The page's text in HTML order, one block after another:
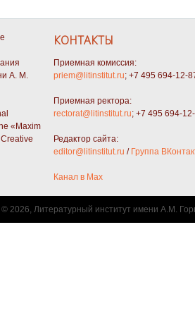
А. М.
«Maxim
КОНТАКТЫ
Приемная комиссия:
priem@litinstitut.ru; +7 495 694-12-
Приемная ректора:
rectorat@litinstitut.ru; +7 495 694-
Редактор сайта:
editor@litinstitut.ru / Группа
Канал в Max
2026, Литературный институт имени А.М.